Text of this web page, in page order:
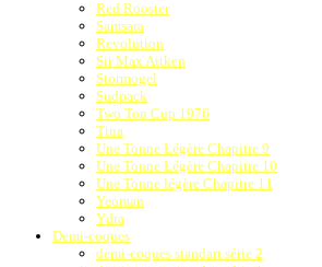
Red Rooster
Samsara
Revolution
Sir Max Aitken
Stormogel
Sudpack
Two Ton Cup 1976
Tina
Une Tonne Légère Chapitre 9
Une Tonne Légère Chapitre 10
Une Tonne légère Chapitre 11
Yeoman
Ydra
Demi-coques
demi-coques standart série 2